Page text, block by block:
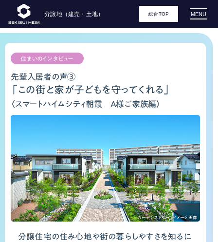
分譲地（建売・土地） 総合TOP MENU
輩
入
居
者
声
③「こ
の
街
住まいのインタビュー
先輩入居者の声③
「この街と家が子どもを守ってくれる」
〈スマートハイムシティ朝霞 A様ご家族編〉
ガーデンストリートイメージ画像
分譲住宅の住み心地や街の暮らしやすさを知るに